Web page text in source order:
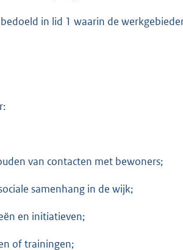
in lid 1 waarin de
van contacten met bewoners;
samenhang in de wijk;
en initiatieven;
of trainingen;